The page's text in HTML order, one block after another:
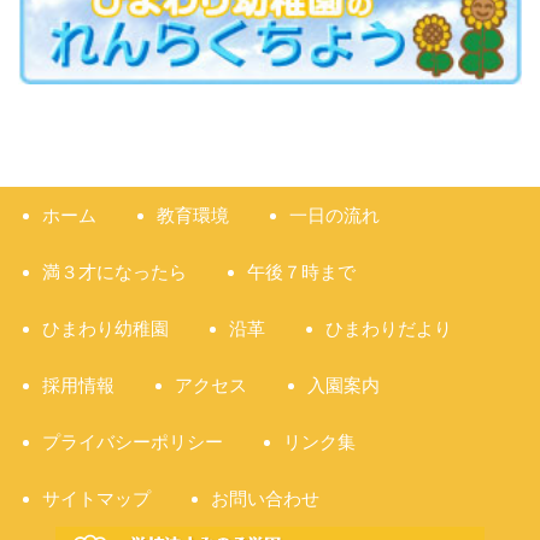
ホーム 教育環境 一日の流れ
満３才になったら 午後７時まで
ひまわり幼稚園 沿革 ひまわりだより
採用情報 アクセス 入園案内
プライバシーポリシー リンク集
サイトマップ お問い合わせ